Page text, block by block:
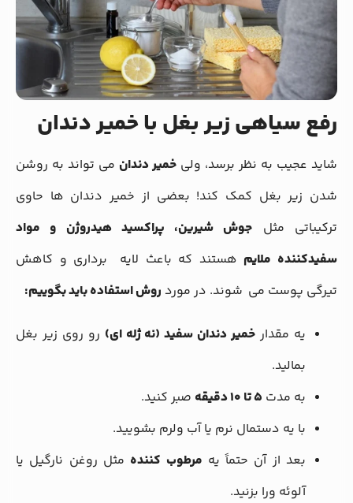
رفع سیاهی زیر بغل با خمیر دندان
شاید عجیب به نظر برسد، ولی خمیر دندان می تواند به روشن
شدن زیر بغل کمک کند! بعضی از خمیر دندان ها حاوی
ترکیباتی مثل جوش شیرین، پراکسید هیدروژن و مواد
سفیدکننده ملایم هستند که باعث لایه برداری و کاهش
تیرگی پوست می شوند. در مورد روش استفاده باید بگوییم:
یه مقدار خمیر دندان سفید (نه ژله ای) رو روی زیر بغل
بمالید.
به مدت ۵ تا ۱۰ دقیقه
صبر کنید.
با یه دستمال نرم یا آب ولرم بشویید.
بعد از آن حتماً یه مرطوب کننده مثل روغن نارگیل یا
آلوئه ورا بزنید.